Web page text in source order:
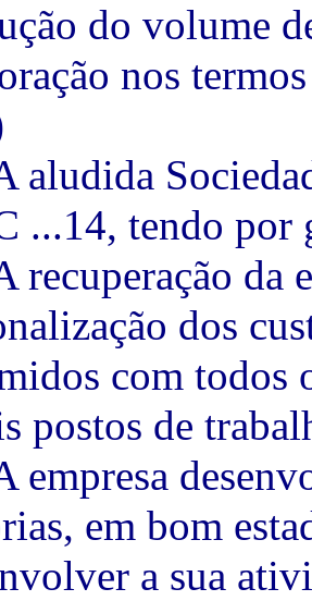
do volume
nos
aludida
...14, tendo por
recuperação da
dos
com todos
postos de
empresa
em bom
a sua